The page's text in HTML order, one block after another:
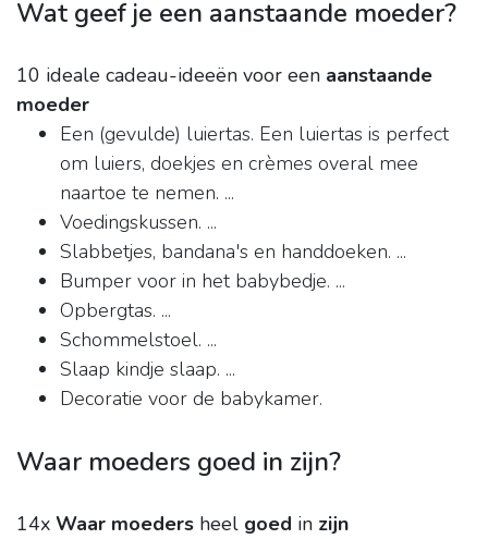
Wat geef je een aanstaande moeder?
10 ideale cadeau-ideeën voor een aanstaande
moeder
Een (gevulde) luiertas. Een luiertas is perfect
om luiers, doekjes en crèmes overal mee
naartoe te nemen. ...
Voedingskussen. ...
Slabbetjes, bandana's en handdoeken. ...
Bumper voor in het babybedje. ...
Opbergtas. ...
Schommelstoel. ...
Slaap kindje slaap. ...
Decoratie voor de babykamer.
Waar moeders goed in zijn?
14x Waar moeders heel goed in zijn